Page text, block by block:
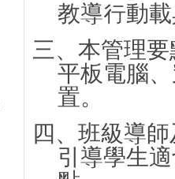
教導行動
三、 本管理
平板電腦
置。
四、 班級導
引導學生